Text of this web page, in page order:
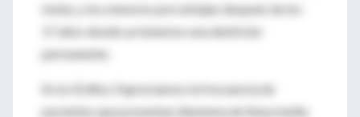
mixta, y los menores porcentajes después de los
17 años donde ya tenemos una dentición
permanente.
En la Gráfica 3
apreciamos la frecuencia de
pacientes que presentan diastema de línea media